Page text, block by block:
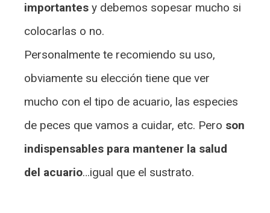
importantes y debemos sopesar mucho si
colocarlas o no.
Personalmente te recomiendo su uso,
obviamente su elección tiene que ver
mucho con el tipo de acuario, las especies
de peces que vamos a cuidar, etc. Pero son
indispensables para mantener la salud
del acuario…igual que el sustrato.